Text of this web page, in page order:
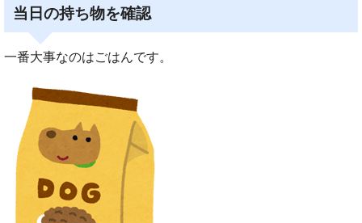
当日の持ち物を確認
一番大事なのはごはんです。